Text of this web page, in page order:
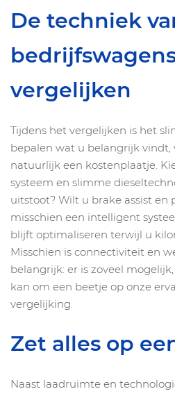
De techniek
vergelijken
Tijdens het vergelijken is het
bepalen wat u belangrijk
natuurlijk een kostenplaatje.
systeem en slimme
uitstoot? Wilt u brake assist en
misschien een intelligent
blijft optimaliseren terwijl u
Misschien is connectiviteit en
belangrijk: er is zoveel
kan om een beetje op onze
vergelijking.
Zet alles op
Naast laadruimte en